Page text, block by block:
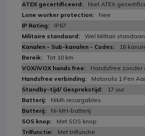
Niet ATEX
Nee
IP67
Wel Militair
16
Tot 10 km
Handsfree zonder
Motorola 1 Pen
17 uur
NiMh recargables
Ni-MH-batterij
Met SOS knop
Met trilfunctie